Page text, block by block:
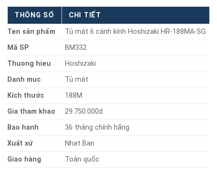
THÔNG SỐ
CHI TIẾT
Ten sản phẩm
Tủ mát 6 cánh kính Hoshizaki HR-188MA-SG
Mã SP
BM332
Thuong hieu
Hoshizaki
Danh muc
Tủ mát
Kích thước
188M
Gia tham khao
29.750.000d
Bao hanh
36 tháng chính hãng
Xuất xứ
Nhat Ban
Giao hàng
Toàn quốc